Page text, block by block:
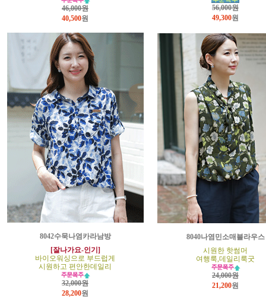
46,000원
40,500원
56,000원
49,300원
8042수묵나염카라남방
[잘나가요-인기]
바이오워싱으로 부드럽게
시원하고 편안한데일리
32,000원
28,200원
8040나염민소매블라우스
시원한 핫썸머
여행룩,데일리룩굿
24,000원
21,200원